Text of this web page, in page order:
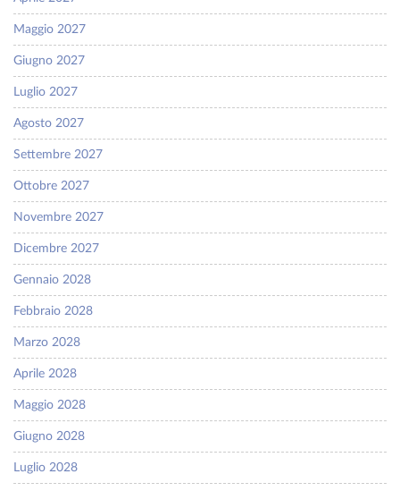
Maggio 2027
Giugno 2027
Luglio 2027
Agosto 2027
Settembre 2027
Ottobre 2027
Novembre 2027
Dicembre 2027
Gennaio 2028
Febbraio 2028
Marzo 2028
Aprile 2028
Maggio 2028
Giugno 2028
Luglio 2028